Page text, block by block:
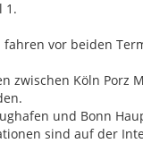
1.
vor beiden
zwischen Köln Porz
und Bonn
sind auf der